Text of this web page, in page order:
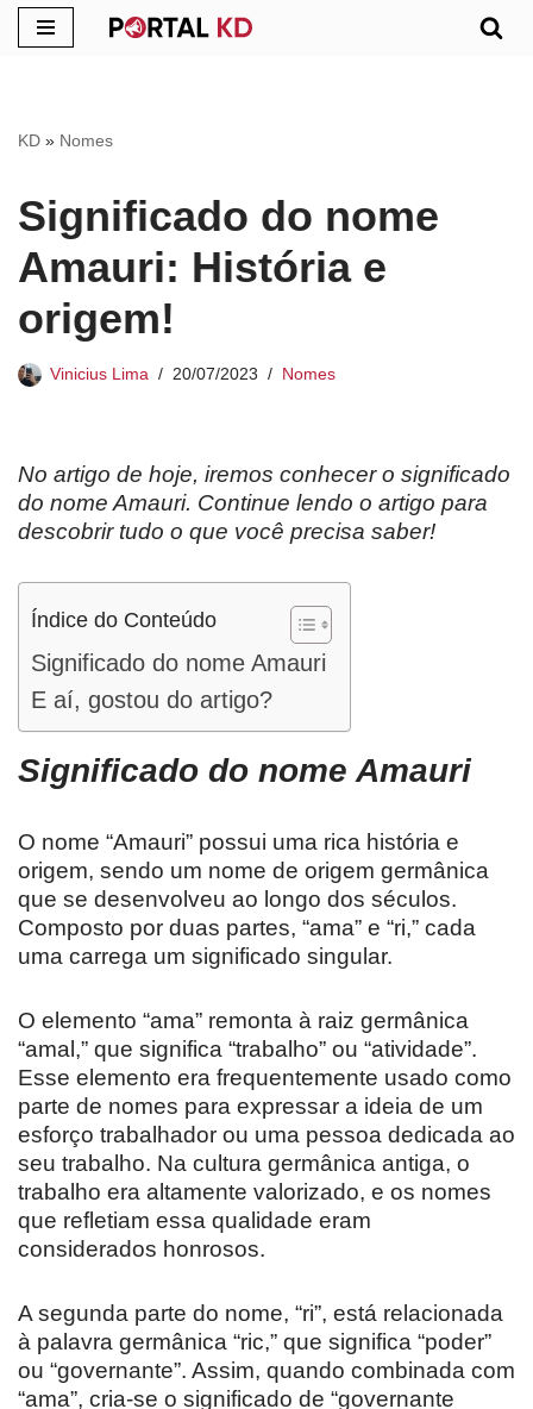
conteúdo
KD » Nomes
Significado do nome
Amauri: História e
origem!
Vinicius Lima 20/07/2023 Nomes
No artigo de hoje, iremos conhecer o significado
do nome Amauri. Continue lendo o artigo para
descobrir tudo o que você precisa saber!
Índice do Conteúdo
Significado do nome Amauri
E aí, gostou do artigo?
Significado do nome Amauri
O nome “Amauri” possui uma rica história e
origem, sendo um nome de origem germânica
que se desenvolveu ao longo dos séculos.
Composto por duas partes, “ama” e “ri,” cada
uma carrega um significado singular.
O elemento “ama” remonta à raiz germânica
“amal,” que significa “trabalho” ou “atividade”.
Esse elemento era frequentemente usado como
parte de nomes para expressar a ideia de um
esforço trabalhador ou uma pessoa dedicada ao
seu trabalho. Na cultura germânica antiga, o
trabalho era altamente valorizado, e os nomes
que refletiam essa qualidade eram
considerados honrosos.
A segunda parte do nome, “ri”, está relacionada
à palavra germânica “ric,” que significa “poder”
ou “governante”. Assim, quando combinada com
“ama”, cria-se o significado de “governante